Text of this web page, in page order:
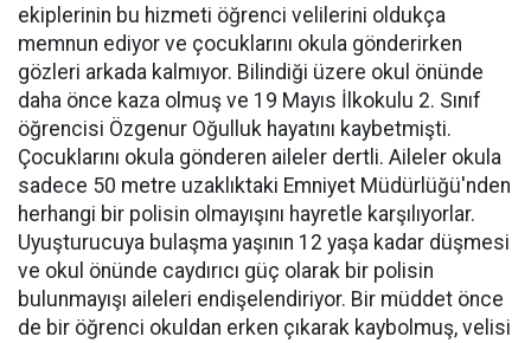
ekiplerinin bu hizmeti öğrenci velilerini oldukça
memnun ediyor ve çocuklarını okula gönderirken
gözleri arkada kalmıyor. Bilindiği üzere okul önünde
daha önce kaza olmuş ve 19 Mayıs İlkokulu 2. Sınıf
öğrencisi Özgenur Oğulluk hayatını kaybetmişti.
Çocuklarını okula gönderen aileler dertli. Aileler okula
sadece 50 metre uzaklıktaki Emniyet Müdürlüğü'nden
herhangi bir polisin olmayışını hayretle karşılıyorlar.
Uyuşturucuya bulaşma yaşının 12 yaşa kadar düşmesi
ve okul önünde caydırıcı güç olarak bir polisin
bulunmayışı aileleri endişelendiriyor. Bir müddet önce
de bir öğrenci okuldan erken çıkarak kaybolmuş, velisi